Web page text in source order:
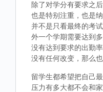
除了对学分有要求之
也是特别注重，也是
并不是只看最终的考
外一个学期需要达到
没有达到要求的出勤
没有任何改变，那么也
留学生都希望把自己
压力有多大都不会和